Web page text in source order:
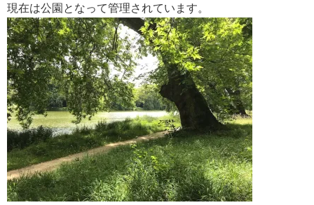
現在は公園となって管理されています。